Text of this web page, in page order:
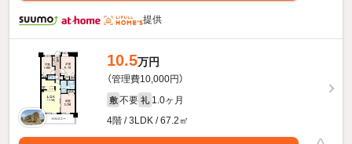
提供
10.5万円
（管理費10,000円）
敷 不要 礼 1.0ヶ月
4階 / 3LDK / 67.2㎡